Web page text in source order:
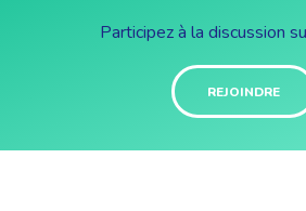
Participez à la discussion
REJOINDRE